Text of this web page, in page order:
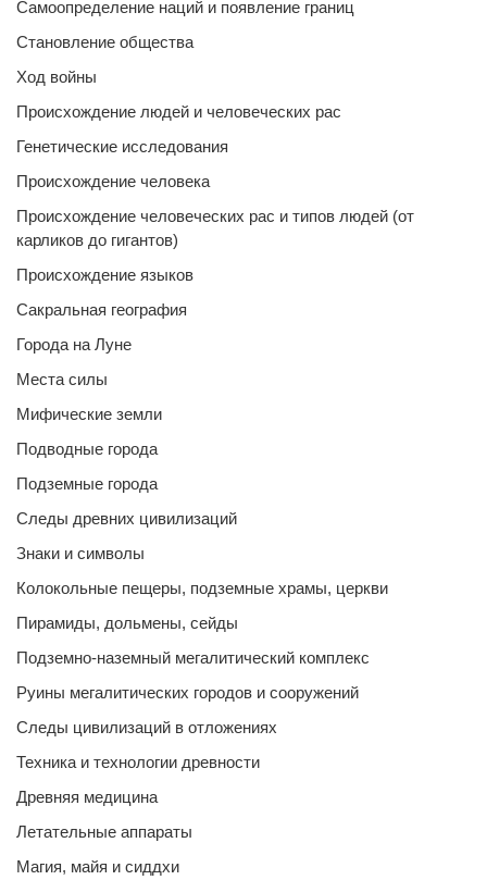
Самоопределение наций и появление границ
Становление общества
Ход войны
Происхождение людей и человеческих рас
Генетические исследования
Происхождение человека
Происхождение человеческих рас и типов людей (от
карликов до гигантов)
Происхождение языков
Сакральная география
Города на Луне
Места силы
Мифические земли
Подводные города
Подземные города
Следы древних цивилизаций
Знаки и символы
Колокольные пещеры, подземные храмы, церкви
Пирамиды, дольмены, сейды
Подземно-наземный мегалитический комплекс
Руины мегалитических городов и сооружений
Следы цивилизаций в отложениях
Техника и технологии древности
Древняя медицина
Летательные аппараты
Магия, майя и сиддхи